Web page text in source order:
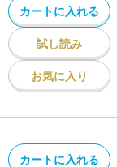
カートに入れる
試し読み
お気に入り
カートに入れる